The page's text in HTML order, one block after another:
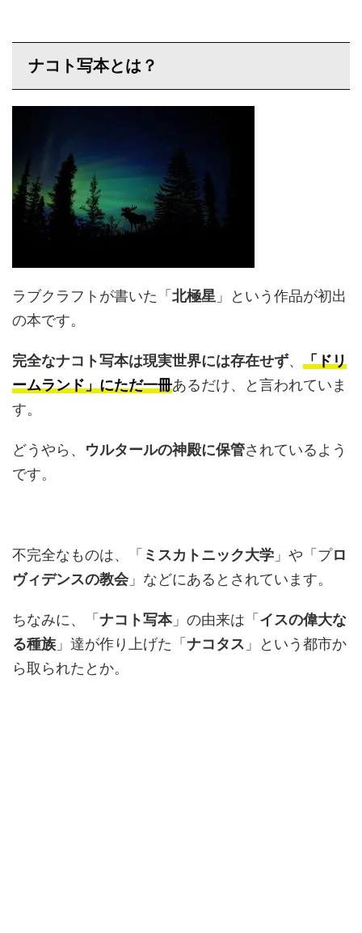
ナコト写本とは？
ラブクラフトが書いた「 北極星 」という作品が初出
の本です。
完全なナコト写本は現実世界には存在せず、 「ドリ
ームランド」にただ一冊あるだけ、と言われていま
す。
どうやら、 ウルタールの神殿に保管されているよう
です。
不完全なものは、「 ミスカトニック大学 」や「プロ
ヴィデンスの教会」などにあるとされています。
ちなみに、「 ナコト写本」の由来は「 イスの偉大な
る種族 」達が作り上げた「 ナコタス 」という都市か
ら取られたとか。